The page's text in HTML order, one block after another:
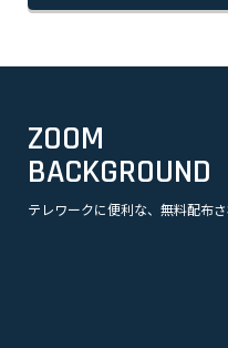
ZOOM
BACKGROUND
テレワークに便利な、無料配布
美容